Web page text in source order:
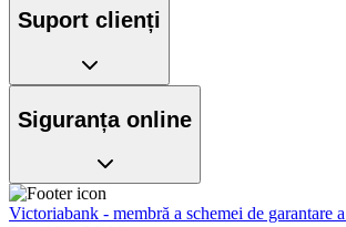
Suport clienți
Siguranța online
Victoriabank - membră a schemei de garantare